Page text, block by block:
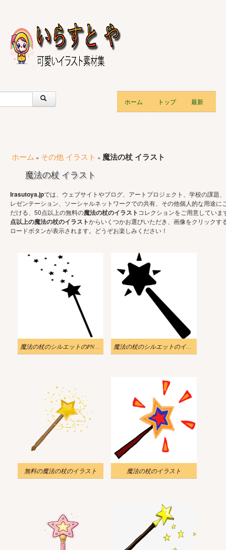
ホーム トップ 最新
ホーム » その他 イラスト » 魔法の杖 イラスト
魔法の杖 イラスト
Irasutoya.jpでは、ウェブサイトやブログ、アートプロジェクト、学校の課題
レゼンテーション、ソーシャルネットワークでの共有、その他個人的な用途に
だける、50点以上の無料の魔法の杖のイラスト コレクションをご用意していま
点以上の魔法の杖のイラストからいくつかお選びいただき、画像をクリックす
ロードボタンが表示されます。どうぞお楽しみください！
魔法の杖のシルエットのPNG画像のイラスト 魔法の杖のシルエットのイラスト PNG
無料の魔法の杖のイラスト 魔法の杖のイラスト